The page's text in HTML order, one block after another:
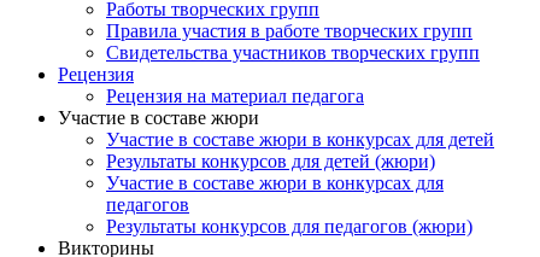
Работы творческих групп
Правила участия в работе творческих групп
Свидетельства участников творческих групп
Рецензия
Рецензия на материал педагога
Участие в составе жюри
Участие в составе жюри в конкурсах для детей
Результаты конкурсов для детей (жюри)
Участие в составе жюри в конкурсах для
педагогов
Результаты конкурсов для педагогов (жюри)
Викторины